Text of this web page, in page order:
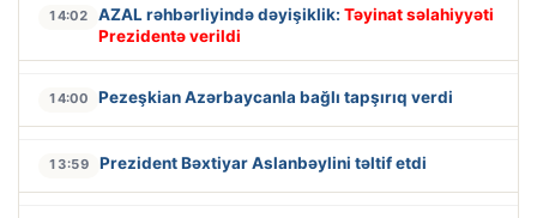
14:02 AZAL rəhbərliyində dəyişiklik: Təyinat səlahiyyəti
Prezidentə verildi
14:00 Pezeşkian Azərbaycanla bağlı tapşırıq verdi
13:59 Prezident Bəxtiyar Aslanbəylini təltif etdi